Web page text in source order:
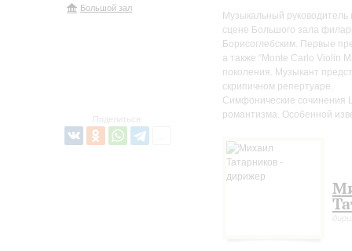
Большой зал
Поделиться:
Музыкальный
сцене Большого зала
Борисоглебским. Первые
а также “Monte Carlo Violin
поколения. Музыкант
скрипичном репертуаре.
Симфонические сочинения
романтизма. Особенной